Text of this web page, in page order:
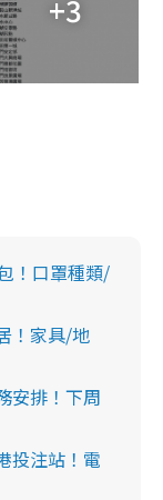
+3
！口罩種類/
！家具/地
安排！下周
投注站！電